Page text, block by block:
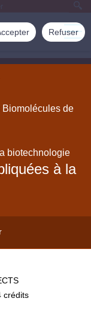
Refuser
Biomolécules de
biotechnologie
à la
crédits